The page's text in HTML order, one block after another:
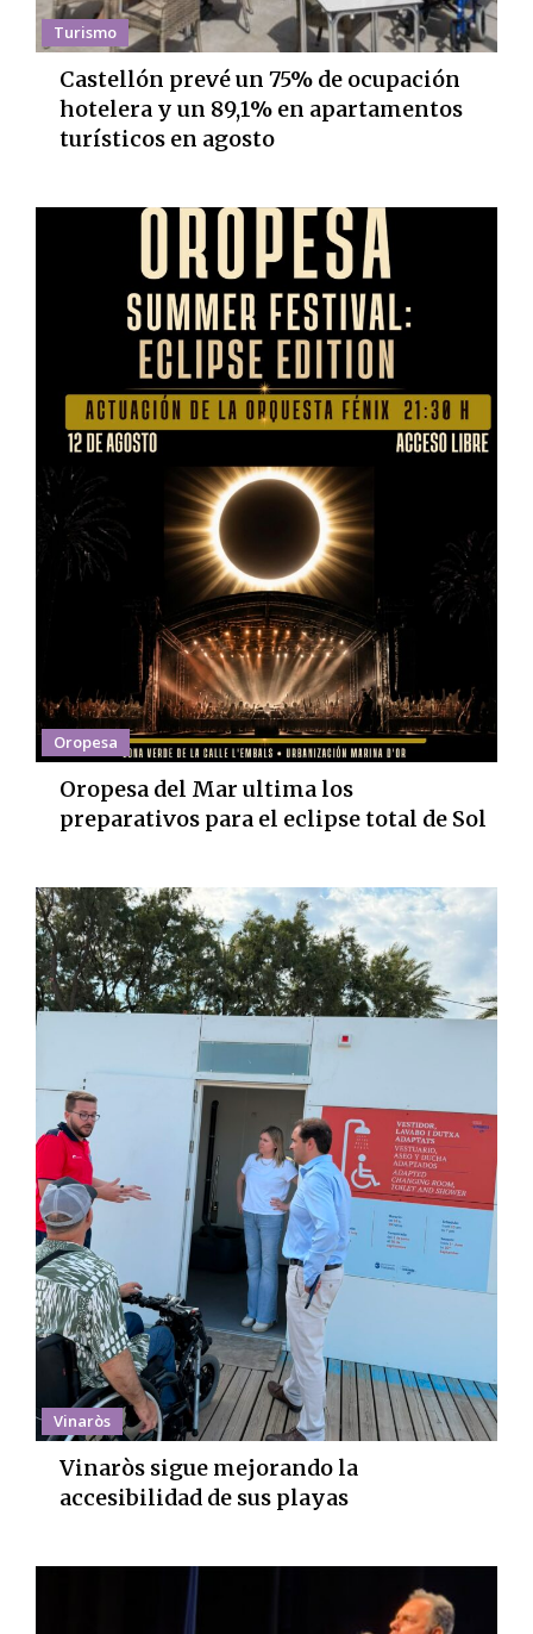
Turismo
Castellón prevé un 75% de ocupación
hotelera y un 89,1% en apartamentos
turísticos en agosto
Oropesa
Oropesa del Mar ultima los
preparativos para el eclipse total de Sol
Vinaròs
Vinaròs sigue mejorando la
accesibilidad de sus playas